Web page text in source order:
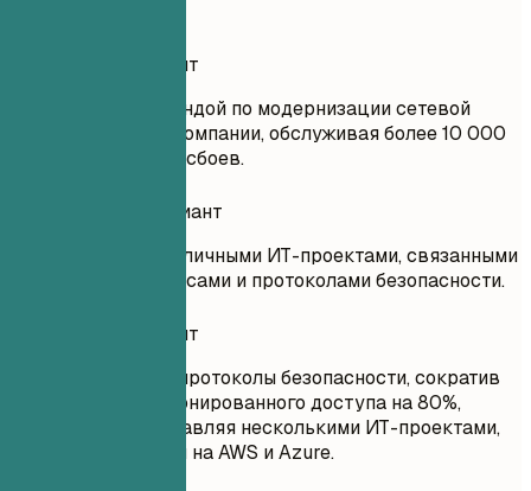
Удачный вариант
Руководил(а) командой по модернизации сетевой
инфраструктуры компании, обслуживая более 10 000
пользователей без сбоев.
Неудачный вариант
Работал(а) над различными ИТ-проектами, связанными
с облачными сервисами и протоколами безопасности.
Удачный вариант
Внедрил(а) новые протоколы безопасности, сократив
попытки несанкционированного доступа на 80%,
одновременно управляя несколькими ИТ-проектами,
ориентированными на AWS и Azure.